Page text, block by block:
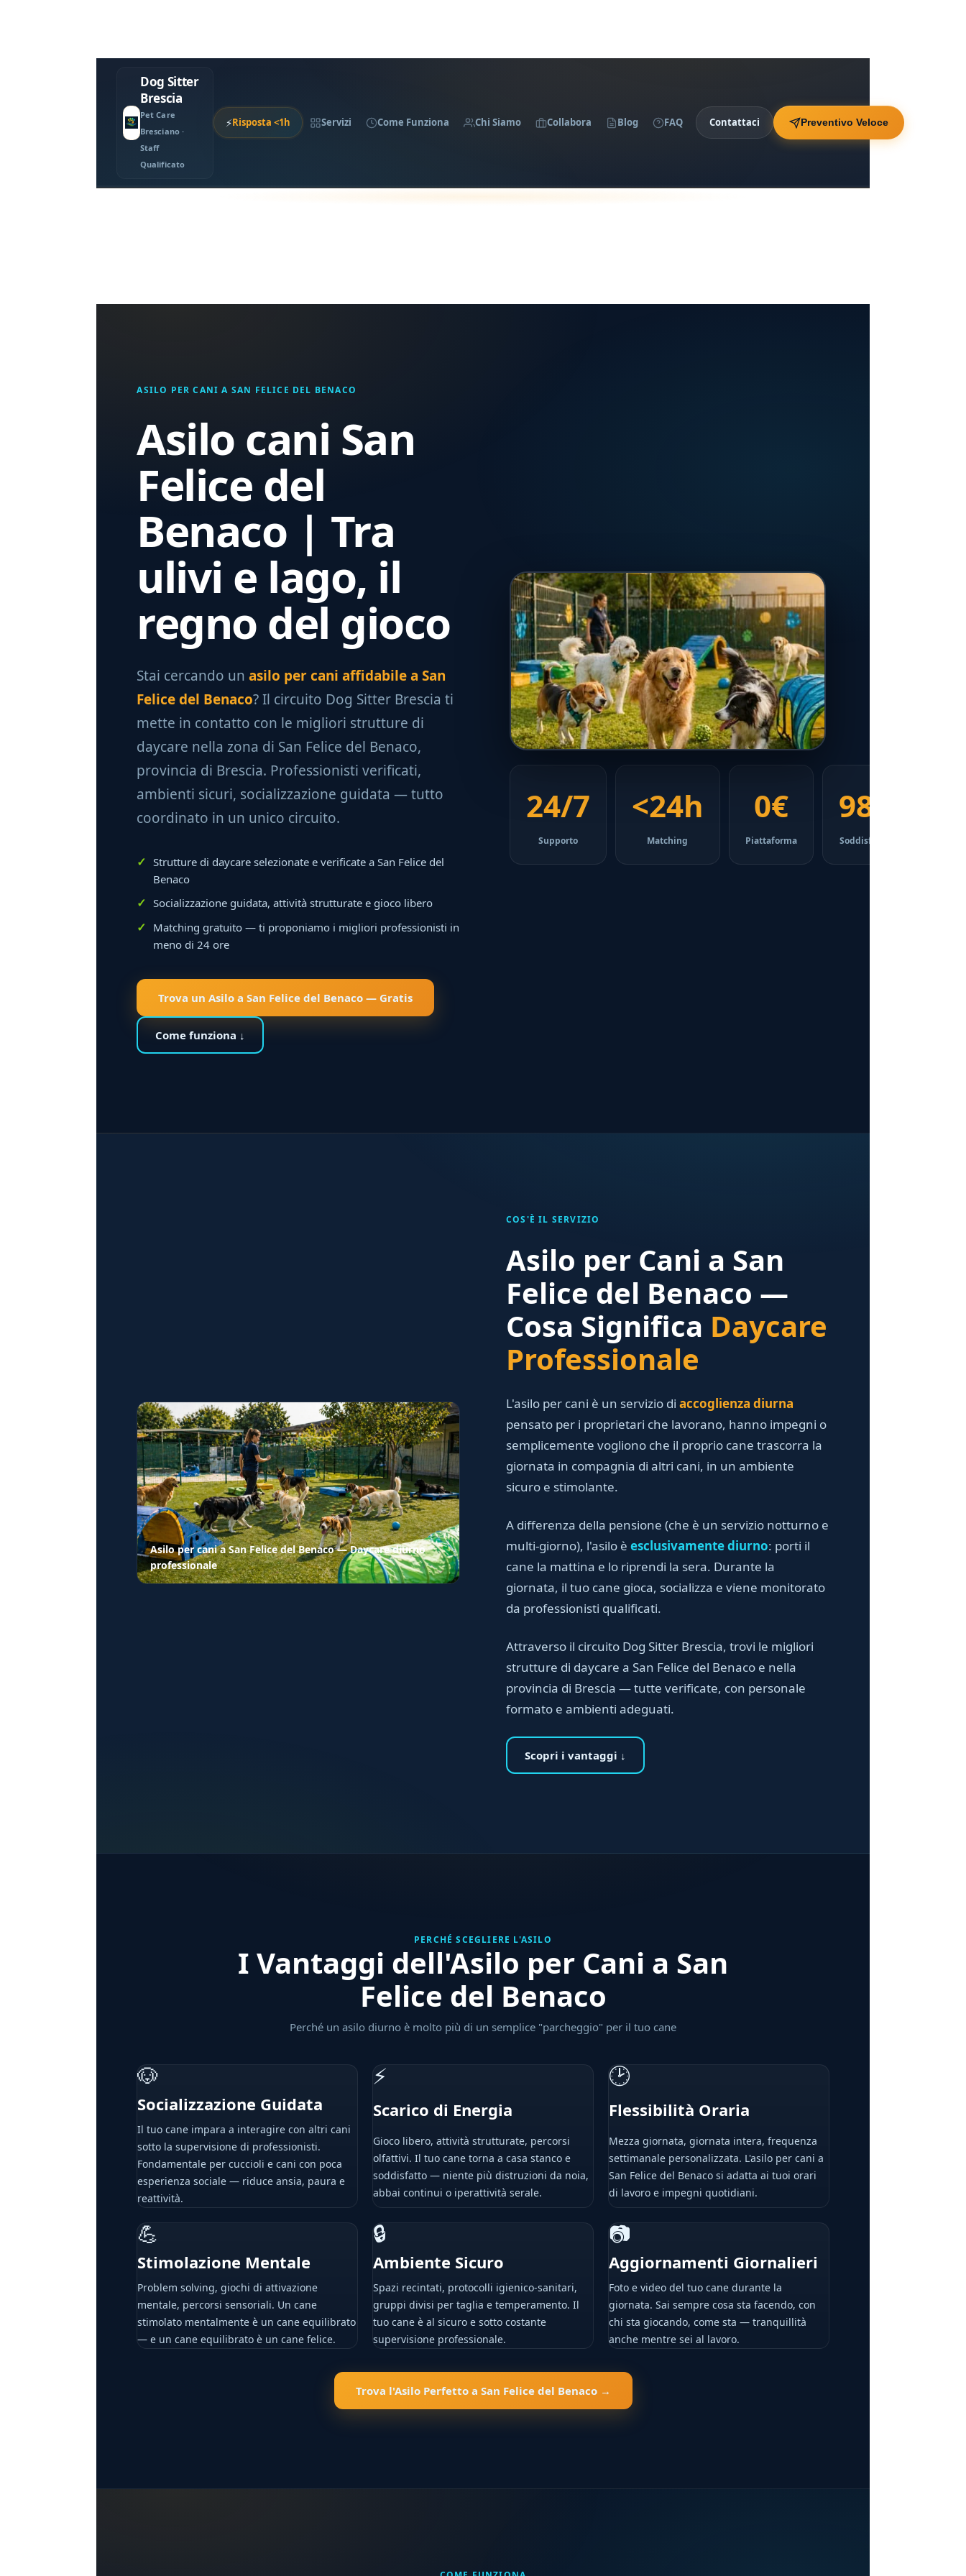
Dog Sitter
Brescia
Pet Care
Bresciano ·
Staff
Qualificato
⚡Risposta <1h Servizi Come Funziona Chi Siamo Collabora Blog FAQ Contattaci Preventivo Veloce
ASILO PER CANI A SAN FELICE DEL BENACO
Asilo cani San
Felice del
Benaco | Tra
ulivi e lago, il
regno del gioco
Stai cercando unasilo per cani affidabile a San
Felice del Benaco? Il circuito Dog Sitter Brescia ti
mette in contatto con le migliori strutture di
daycare nella zona di San Felice del Benaco,
provincia di Brescia. Professionisti verificati,
ambienti sicuri, socializzazione guidata — tutto
coordinato in un unico circuito.
Strutture di daycare selezionate e verificate a San Felice del
Benaco
Socializzazione guidata, attività strutturate e gioco libero
Matching gratuito — ti proponiamo i migliori professionisti in
meno di 24 ore
Trova un Asilo a San Felice del Benaco — Gratis
Come funziona ↓
24/7
Supporto
<24h
Matching
0€
Piattaforma
98%
Soddisfazione
Asilo per cani a San Felice del Benaco — Daycare diurno
professionale
COS'È IL SERVIZIO
Asilo per Cani a San
Felice del Benaco —
Cosa Significa Daycare
Professionale
L'asilo per cani è un servizio di accoglienza diurna
pensato per i proprietari che lavorano, hanno impegni o
semplicemente vogliono che il proprio cane trascorra la
giornata in compagnia di altri cani, in un ambiente
sicuro e stimolante.
A differenza della pensione (che è un servizio notturno e
multi-giorno), l'asilo è esclusivamente diurno: porti il
cane la mattina e lo riprendi la sera. Durante la
giornata, il tuo cane gioca, socializza e viene monitorato
da professionisti qualificati.
Attraverso il circuito Dog Sitter Brescia, trovi le migliori
strutture di daycare a San Felice del Benaco e nella
provincia di Brescia — tutte verificate, con personale
formato e ambienti adeguati.
Scopri i vantaggi ↓
PERCHÉ SCEGLIERE L'ASILO
I Vantaggi dell'Asilo per Cani a San
Felice del Benaco
Perché un asilo diurno è molto più di un semplice "parcheggio" per il tuo cane
🐶
Socializzazione Guidata
Il tuo cane impara a interagire con altri cani
sotto la supervisione di professionisti.
Fondamentale per cuccioli e cani con poca
esperienza sociale — riduce ansia, paura e
reattività.
⚡
Scarico di Energia
Gioco libero, attività strutturate, percorsi
olfattivi. Il tuo cane torna a casa stanco e
soddisfatto — niente più distruzioni da noia,
abbai continui o iperattività serale.
🕑
Flessibilità Oraria
Mezza giornata, giornata intera, frequenza
settimanale personalizzata. L'asilo per cani a
San Felice del Benaco si adatta ai tuoi orari
di lavoro e impegni quotidiani.
💪
Stimolazione Mentale
Problem solving, giochi di attivazione
mentale, percorsi sensoriali. Un cane
stimolato mentalmente è un cane equilibrato
— e un cane equilibrato è un cane felice.
🔒
Ambiente Sicuro
Spazi recintati, protocolli igienico-sanitari,
gruppi divisi per taglia e temperamento. Il
tuo cane è al sicuro e sotto costante
supervisione professionale.
📷
Aggiornamenti Giornalieri
Foto e video del tuo cane durante la
giornata. Sai sempre cosa sta facendo, con
chi sta giocando, come sta — tranquillità
anche mentre sei al lavoro.
Trova l'Asilo Perfetto a San Felice del Benaco →